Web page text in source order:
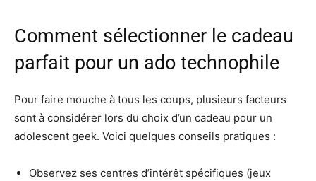
Comment sélectionner le cadeau
parfait pour un ado technophile
Pour faire mouche à tous les coups, plusieurs facteurs
sont à considérer lors du choix d’un cadeau pour un
adolescent geek. Voici quelques conseils pratiques :
Observez ses centres d’intérêt spécifiques (jeux